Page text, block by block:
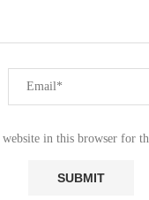
website in this browser for